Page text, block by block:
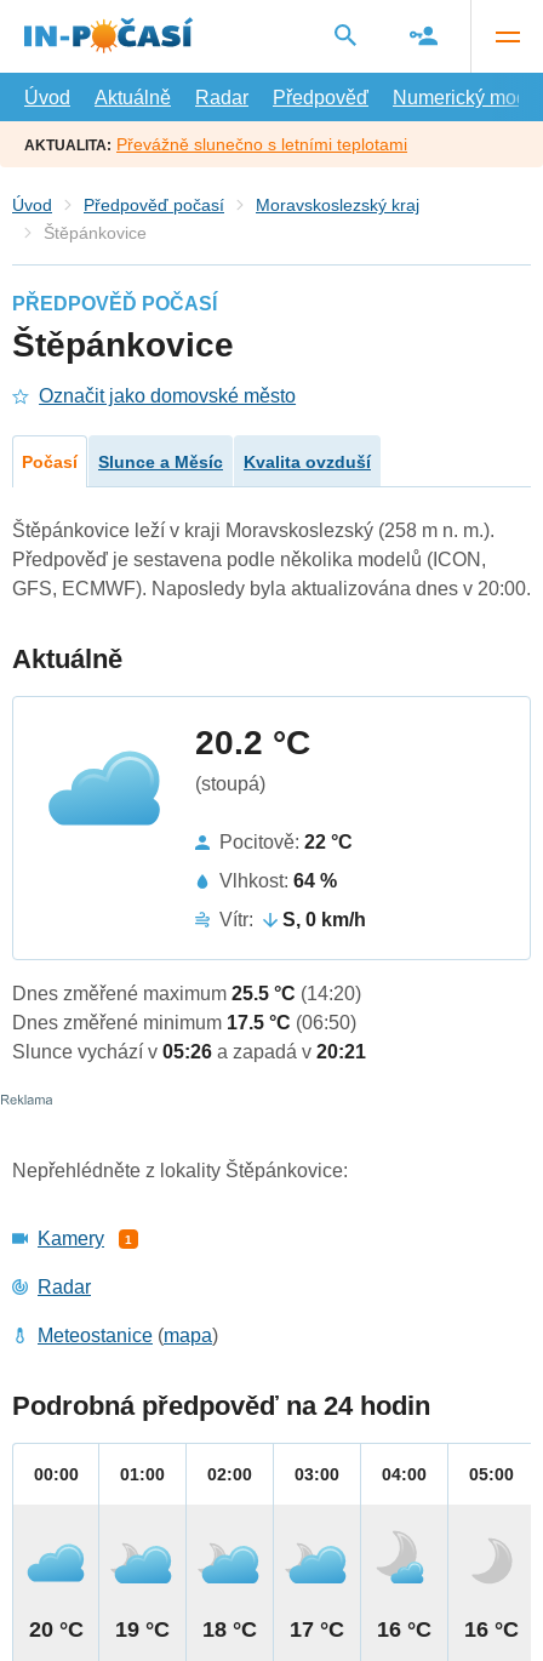
hlavní
Úvod
Aktuálně Radar Předpověď Numerický model
AKTUALITA: Převážně slunečno s letními teplotami
Úvod Předpověď počasí
Moravskoslezský kraj
Štěpánkovice
PŘEDPOVĚĎ POČASÍ
Štěpánkovice
Označit jako domovské město
Počasí Slunce a Měsíc Kvalita ovzduší
Štěpánkovice leží v kraji Moravskoslezský (258 m n. m.).
Předpověď je sestavena podle několika modelů (ICON,
GFS, ECMWF). Naposledy byla aktualizována dnes v 20:00.
Aktuálně
20.2 °C
(stoupá)
Pocitově: 22 °C
Vlhkost: 64 %
Vítr:
S, 0 km/h
Dnes změřené maximum 25.5 °C (14:20)
Dnes změřené minimum 17.5 °C (06:50)
Slunce vychází v 05:26 a zapadá v 20:21
Nepřehlédněte z lokality Štěpánkovice:
Kamery 1
Radar
Meteostanice (mapa)
Podrobná předpověď na 24 hodin
00:00
20 °C
01:00
19 °C
02:00
18 °C
03:00
17 °C
04:00
16 °C
05:00
16 °C